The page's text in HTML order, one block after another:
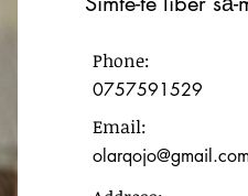
Phone:
0757591529
Email:
olarqojo@gmail.com